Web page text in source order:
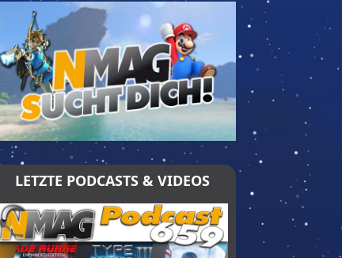
LETZTE PODCASTS & VIDEOS